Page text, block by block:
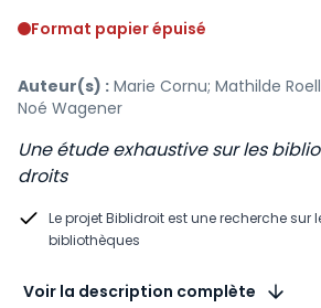
Format papier épuisé
Auteur(s) : Marie Cornu; Mathilde
Noé Wagener
Une étude exhaustive sur les
droits
Le projet Biblidroit est une recherche sur
bibliothèques
Voir la description complète